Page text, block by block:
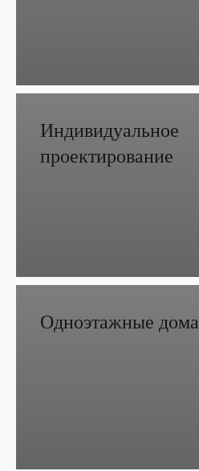
Индивидуальное
проектирование
Одноэтажные дома